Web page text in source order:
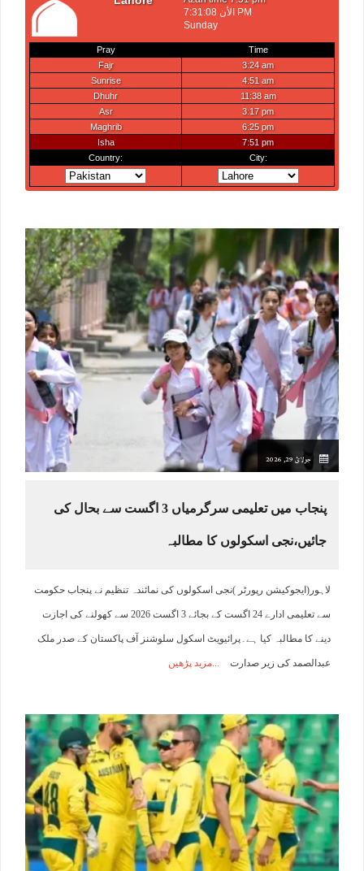
جولائ 29, 2026
پنجاب میں تعلیمی سرگرمیاں 3 اگست سے بحال کی
جائیں،نجی اسکولوں کا مطالبہ
لاہور(ایجوکیشن رپورٹر )نجی اسکولوں کی نمائندہ تنظیم نے پنجاب حکومت
سے تعلیمی ادارے 24 اگست کے بجائے 3 اگست 2026 سے کھولنے کی اجازت
دینے کا مطالبہ کیا ہے۔پرائیویٹ اسکول سلوشنز آف پاکستان کے صدر ملک
عبدالصمد کی زیر صدارت مزید پڑھیں